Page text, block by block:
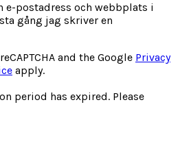
e-postadress och webbplats i
gång jag skriver en
and the Google Privacy
apply.
period has expired. Please